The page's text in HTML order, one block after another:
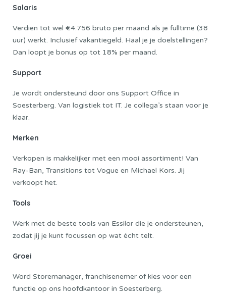
Salaris
Verdien tot wel €4.756 bruto per maand als je fulltime (38
uur) werkt. Inclusief vakantiegeld. Haal je je doelstellingen?
Dan loopt je bonus op tot 18% per maand.
Support
Je wordt ondersteund door ons Support Office in
Soesterberg. Van logistiek tot IT. Je collega’s staan voor je
klaar.
Merken
Verkopen is makkelijker met een mooi assortiment! Van
Ray-Ban, Transitions tot Vogue en Michael Kors. Jij
verkoopt het.
Tools
Werk met de beste tools van Essilor die je ondersteunen,
zodat jij je kunt focussen op wat écht telt.
Groei
Word Storemanager, franchisenemer of kies voor een
functie op ons hoofdkantoor in Soesterberg.